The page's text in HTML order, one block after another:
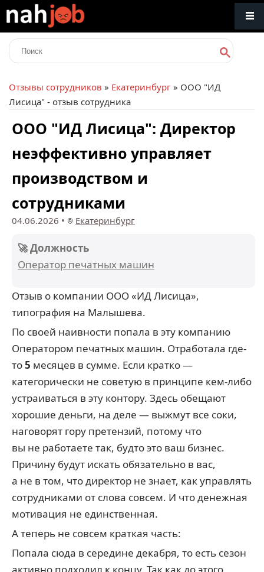
Отзывы сотрудников » Екатеринбург » ООО "ИД
Лисица" - отзыв сотрудника
ООО "ИД Лисица": Директор
неэффективно управляет
производством и
сотрудниками
04.06.2026 • Екатеринбург
🚀 Должность
Оператор печатных машин
Отзыв о компании ООО «ИД Лисица»,
типография на Малышева.
По своей наивности попала в эту компанию
Оператором печатных машин. Отработала где-
то5 месяцев в сумме. Если кратко —
категорически не советую в принципе кем-либо
устраиваться в эту контору. Здесь обещают
хорошие деньги, на деле — выжмут все соки,
наговорят гору претензий, потому что
вы не работаете так, будто это ваш бизнес.
Причину будут искать обязательно в вас,
а не в том, что директор не знает, как управлять
сотрудниками от слова совсем. И что денежная
мотивация не единственная.
А теперь не совсем краткая часть:
Попала сюда в середине декабря, то есть сезон